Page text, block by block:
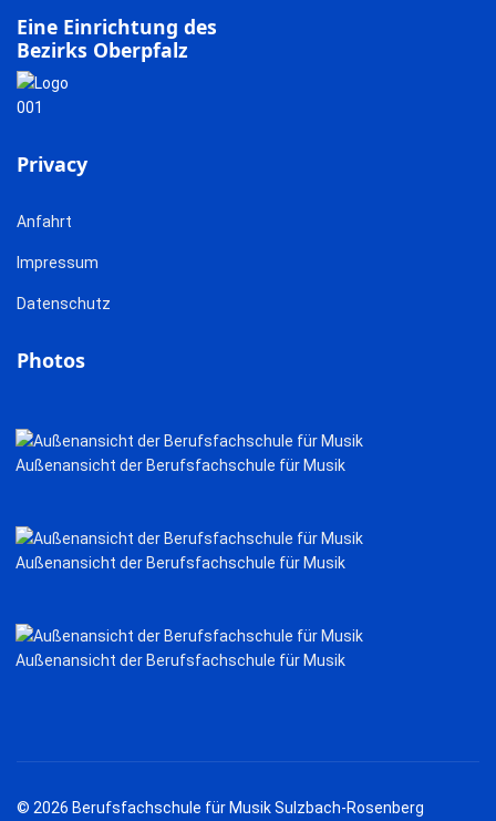
Eine Einrichtung des
Bezirks Oberpfalz
Privacy
Anfahrt
Impressum
Datenschutz
Photos
Außenansicht der Berufsfachschule für Musik
Außenansicht der Berufsfachschule für Musik
Außenansicht der Berufsfachschule für Musik
© 2026 Berufsfachschule für Musik Sulzbach-Rosenberg